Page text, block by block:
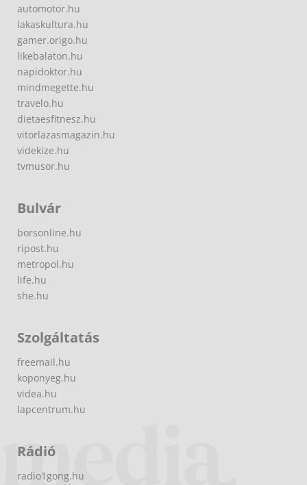
automotor.hu
lakaskultura.hu
gamer.origo.hu
likebalaton.hu
napidoktor.hu
mindmegette.hu
travelo.hu
dietaesfitnesz.hu
vitorlazasmagazin.hu
videkize.hu
tvmusor.hu
Bulvár
borsonline.hu
ripost.hu
metropol.hu
life.hu
she.hu
Szolgáltatás
freemail.hu
koponyeg.hu
videa.hu
lapcentrum.hu
Rádió
radio1gong.hu